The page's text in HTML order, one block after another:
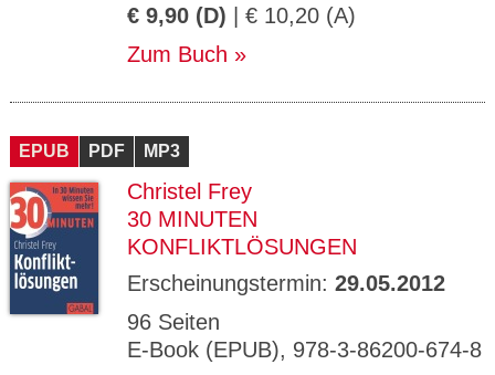
€ 9,90 (D) | € 10,20 (A)
Zum Buch
EPUB PDF MP3
Christel Frey
30 MINUTEN
KONFLIKTLÖSUNGEN
Erscheinungstermin: 29.05.2012
96 Seiten
E-Book (EPUB), 978-3-86200-674-8